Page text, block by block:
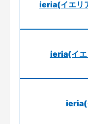
ieria(イエリ
ieria(イエ
ieria(